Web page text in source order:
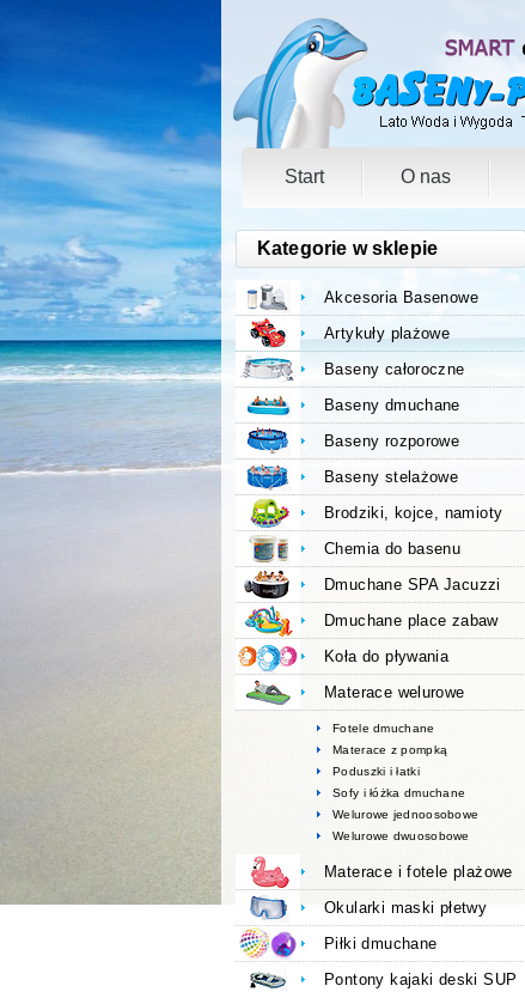
Start O nas
Kategorie w sklepie
Akcesoria Basenowe
Artykuły plażowe
Baseny całoroczne
Baseny dmuchane
Baseny rozporowe
Baseny stelażowe
Brodziki, kojce, namioty
Chemia do basenu
Dmuchane SPA Jacuzzi
Dmuchane place zabaw
Koła do pływania
Materace welurowe
Fotele dmuchane
Materace z pompką
Poduszki i łatki
Sofy i łóżka dmuchane
Welurowe jednoosobowe
Welurowe dwuosobowe
Materace i fotele plażowe
Okularki maski płetwy
Piłki dmuchane
Pontony kajaki deski SUP